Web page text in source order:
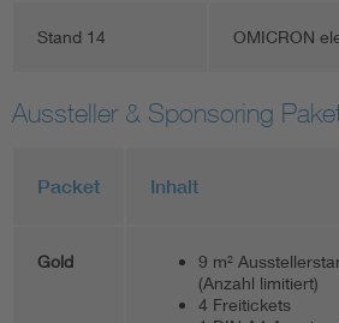
Stand 14 OMICRON
Aussteller & Sponsoring
Packet Inhalt
Gold
9 m²
(Anzahl limitiert)
4 Freitickets